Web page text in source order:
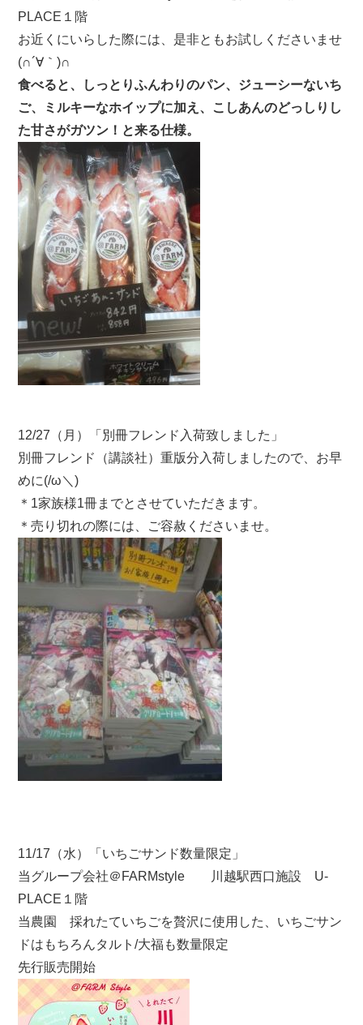
PLACE１階
お近くにいらした際には、是非ともお試しくださいませ
(∩´∀｀)∩
食べると、しっとりふんわりのパン、ジューシーないち
ご、ミルキーなホイップに加え、こしあんのどっしりし
た甘さがガツン！と来る仕様。
12/27（月）「別冊フレンド入荷致しました」
別冊フレンド（講談社）重版分入荷しましたので、お早
めに(/ω＼)
＊1家族様1冊までとさせていただきます。
＊売り切れの際には、ご容赦くださいませ。
11/17（水）「いちごサンド数量限定」
当グループ会社＠FARMstyle 川越駅西口施設 U-
PLACE１階
当農園 採れたていちごを贅沢に使用した、いちごサン
ドはもちろんタルト/大福も数量限定
先行販売開始